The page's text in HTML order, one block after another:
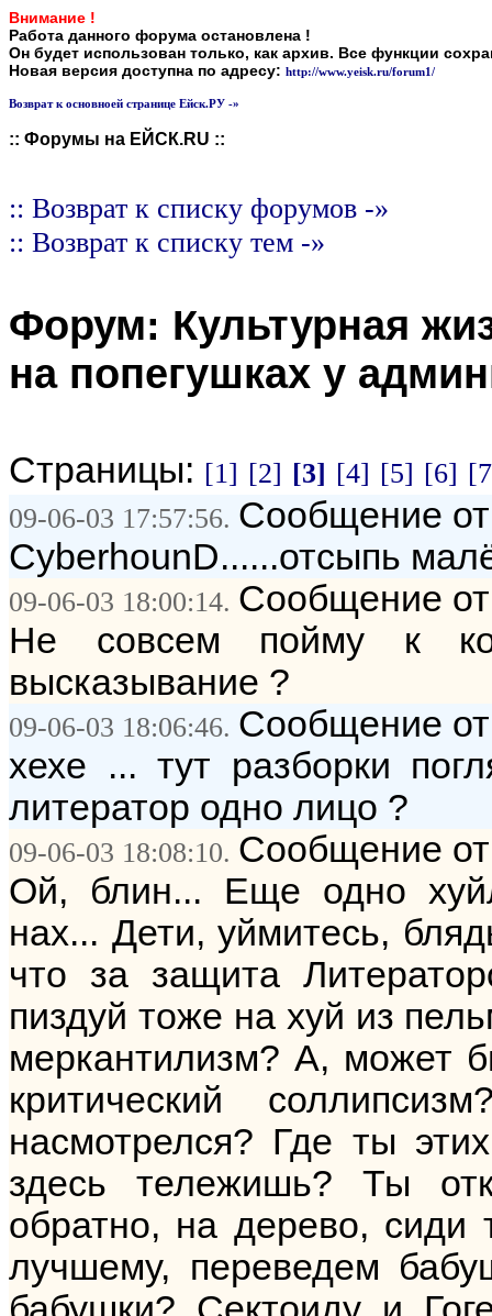
Внимание !
Работа данного форума остановлена !
Он будет использован только, как архив. Все функции
Новая версия доступна по адресу: http://www.yeisk.ru/forum1/
Возврат к основноей странице Ейск.РУ -»
:: Форумы на ЕЙСК.RU ::
:: Возврат к списку форумов -»
:: Возврат к списку тем -»
Форум: Культурная
на попегушках у
Страницы: [1] [2] [3] [4] [5] [6]
09-06-03 17:57:56. Сообщение
CyberhounD......отсыпь
09-06-03 18:00:14. Сообщение
Не совсем пойму к
высказывание ?
09-06-03 18:06:46. Сообщение
хехе ... тут разборки
литератор одно лицо ?
09-06-03 18:08:10. Сообщение
Ой, блин... Еще одно
нах... Дети, уймитесь,
что за защита
пиздуй тоже на хуй из
меркантилизм? А, может
критический
насмотрелся? Где ты
здесь тележишь? Ты
обратно, на дерево,
лучшему, переведем